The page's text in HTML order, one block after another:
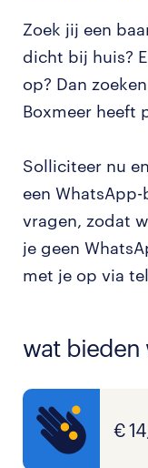
Zoek jij een
dicht bij huis?
op? Dan
Boxmeer heeft
Solliciteer nu
een
vragen, zodat
je geen
met je op via
wat bieden
€